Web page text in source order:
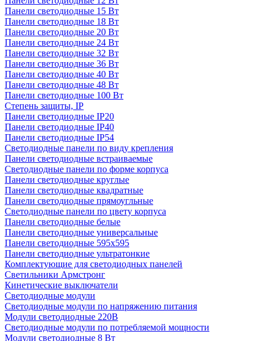
Панели светодиодные 15 Вт
Панели светодиодные 18 Вт
Панели светодиодные 20 Вт
Панели светодиодные 24 Вт
Панели светодиодные 32 Вт
Панели светодиодные 36 Вт
Панели светодиодные 40 Вт
Панели светодиодные 48 Вт
Панели светодиодные 100 Вт
Степень защиты, IP
Панели светодиодные IP20
Панели светодиодные IP40
Панели светодиодные IP54
Светодиодные панели по виду крепления
Панели светодиодные встраиваемые
Светодиодные панели по форме корпуса
Панели светодиодные круглые
Панели светодиодные квадратные
Панели светодиодные прямоугльные
Светодиодные панели по цвету корпуса
Панели светодиодные белые
Панели светодиодные универсальные
Панели светодиодные 595х595
Панели светодиодные ультратонкие
Комплектующие для светодиодных панелей
Светильники Армстронг
Кинетические выключатели
Светодиодные модули
Светодиодные модули по напряжению питания
Модули светодиодные 220В
Светодиодные модули по потребляемой мощности
Модули светодиодные 8 Вт